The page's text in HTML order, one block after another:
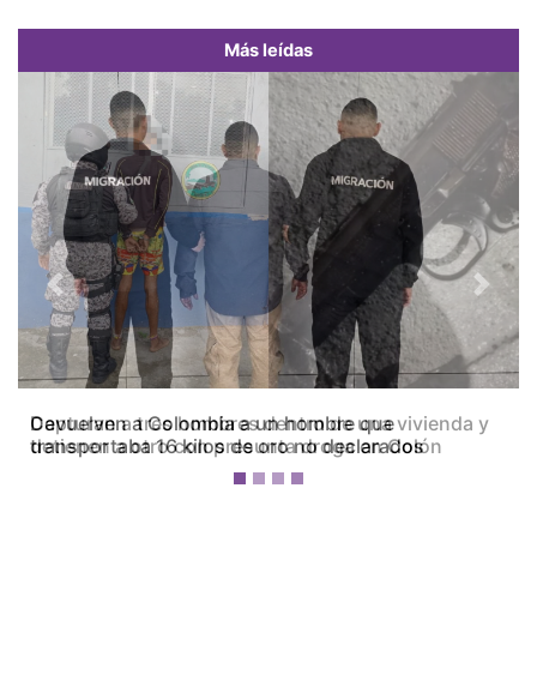
Más leídas
Capturan a tres hombres dentro de una vivienda y
detienen a otro con presunta droga en Colón
Previous Next